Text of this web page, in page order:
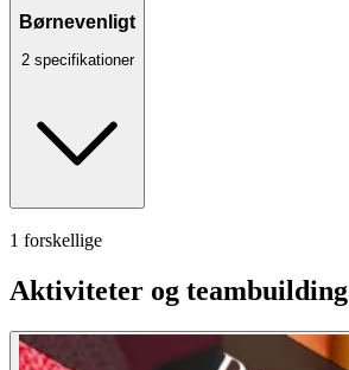
Børnevenligt
2 specifikationer
1 forskellige
Aktiviteter og teambuilding